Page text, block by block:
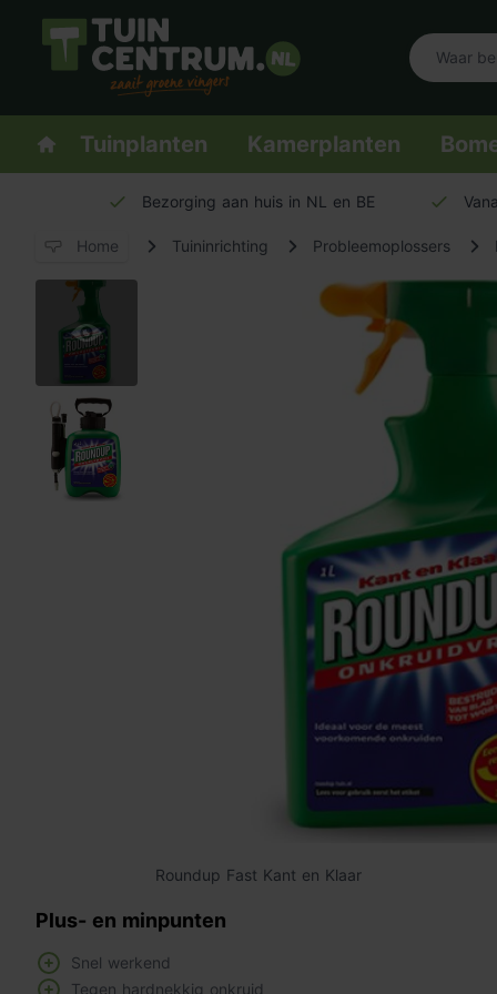
Logo Tuincentrum.nl
Homepage
Tuinplanten Kamerplanten
Bezorging aan huis in NL en BE
Home Tuininrichting Probleemoplossers
Roundup Fast Kant en Klaar
Plus- en minpunten
Snel werkend
Tegen hardnekkig onkruid